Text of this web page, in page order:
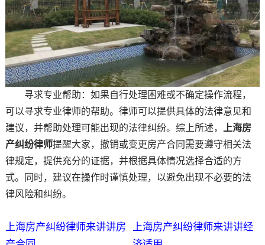
寻求专业帮助：如果自行处理困难或不确定操作流程，
可以寻求专业律师的帮助。律师可以提供具体的法律意见和
建议，并帮助处理可能出现的法律纠纷。综上所述，
上海房
产纠纷律师提醒大家，撤销或变更房产合同需要遵守相关法
律规定，提供充分的证据，并根据具体情况选择合适的方
式。同时，建议在操作时谨慎处理，以避免出现不必要的法
律风险和纠纷。
上海房产纠纷律师来讲讲房
上海房产纠纷律师来讲讲经